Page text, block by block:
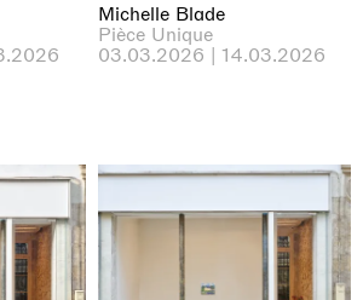
Michelle Blade
Pièce Unique
03.03.2026 | 14.03.2026